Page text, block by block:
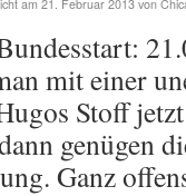
am 21. Februar 2013 von
mit einer
Stoff
genügen
Ganz